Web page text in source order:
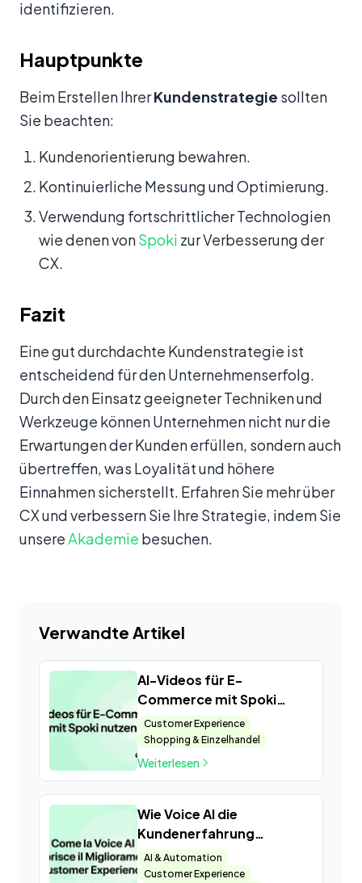
identifizieren.
Hauptpunkte
Beim Erstellen IhrerKundenstrategie sollten
Sie beachten:
Kundenorientierung bewahren.
Kontinuierliche Messung und Optimierung.
Verwendung fortschrittlicher Technologien
wie denen vonSpoki zur Verbesserung der
CX.
Fazit
Eine gut durchdachte Kundenstrategie ist
entscheidend für den Unternehmenserfolg.
Durch den Einsatz geeigneter Techniken und
Werkzeuge können Unternehmen nicht nur die
Erwartungen der Kunden erfüllen, sondern auch
übertreffen, was Loyalität und höhere
Einnahmen sicherstellt. Erfahren Sie mehr über
CX und verbessern Sie Ihre Strategie, indem Sie
unsereAkademie besuchen.
Verwandte Artikel
AI-Videos für E-
Commerce mit Spoki
nutzen
Customer Experience
Shopping & Einzelhandel
Weiterlesen
Wie Voice AI die
Kundenerfahrung
verbessert
AI & Automation
Customer Experience